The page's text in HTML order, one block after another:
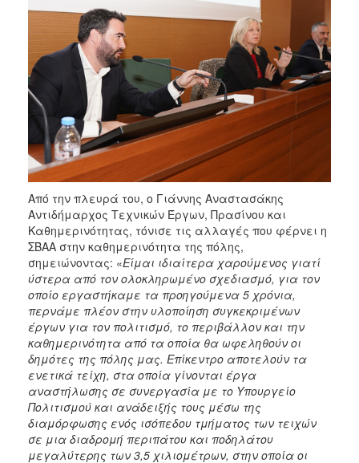
Από την πλευρά του, ο Γιάννης Αναστασάκης
Αντιδήμαρχος Τεχνικών Έργων, Πρασίνου και
Καθημερινότητας, τόνισε τις αλλαγές που φέρνει η
ΣΒΑΑ στην καθημερινότητα της πόλης,
σημειώνοντας: «Είμαι ιδιαίτερα χαρούμενος γιατί
ύστερα από τον ολοκληρωμένο σχεδιασμό, για τον
οποίο εργαστήκαμε τα προηγούμενα 5 χρόνια,
περνάμε πλέον στην υλοποίηση συγκεκριμένων
έργων για τον πολιτισμό, το περιβάλλον και την
καθημερινότητα από τα οποία θα ωφεληθούν οι
δημότες της πόλης μας. Επίκεντρο αποτελούν τα
ενετικά τείχη, στα οποία γίνονται έργα
αναστήλωσης σε συνεργασία με το Υπουργείο
Πολιτισμού και ανάδειξής τους μέσω της
διαμόρφωσης ενός ισόπεδου τμήματος των τειχών
σε μια διαδρομή περιπάτου και ποδηλάτου
μεγαλύτερης των 3,5 χιλιομέτρων, στην οποία οι